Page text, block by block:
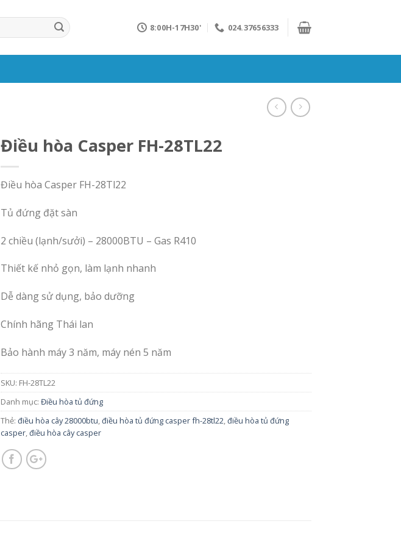
8:00H-17H30' 024.37656333
Điều hòa Casper FH-28TL22
Điều hòa Casper FH-28Tl22
Tủ đứng đặt sàn
2 chiều (lạnh/sưởi) – 28000BTU – Gas R410
Thiết kế nhỏ gọn, làm lạnh nhanh
Dễ dàng sử dụng, bảo dưỡng
Chính hãng Thái lan
Bảo hành máy 3 năm, máy nén 5 năm
SKU: FH-28TL22
Danh mục: Điều hòa tủ đứng
Thẻ: điều hòa cây 28000btu điều hòa tủ đứng casper fh-28tl22 điều hòa tủ đứng
casper điều hòa cây casper